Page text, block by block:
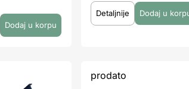
Detaljnije
prodato